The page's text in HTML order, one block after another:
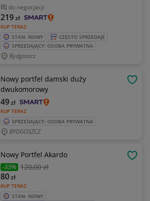
do negocjacji
KUP TERAZ
219zł
STAN: NOWY
CZĘSTO SPRZEDAJE
SPRZEDAJĄCY: OSOBA PRYWATNA
Bydgoszcz
Nowy portfel damski duży
dwukomorowy
KUP TERAZ
49zł
SPRZEDAJĄCY: OSOBA PRYWATNA
BYDGOSZCZ
Nowy Portfel Akardo
-33% 120,00 zł
KUP TERAZ
80zł
STAN: NOWY